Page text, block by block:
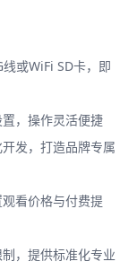
或WiFi SD卡，即
，操作灵活便捷
发，打造品牌专属
看价格与付费提
，提供标准化专业